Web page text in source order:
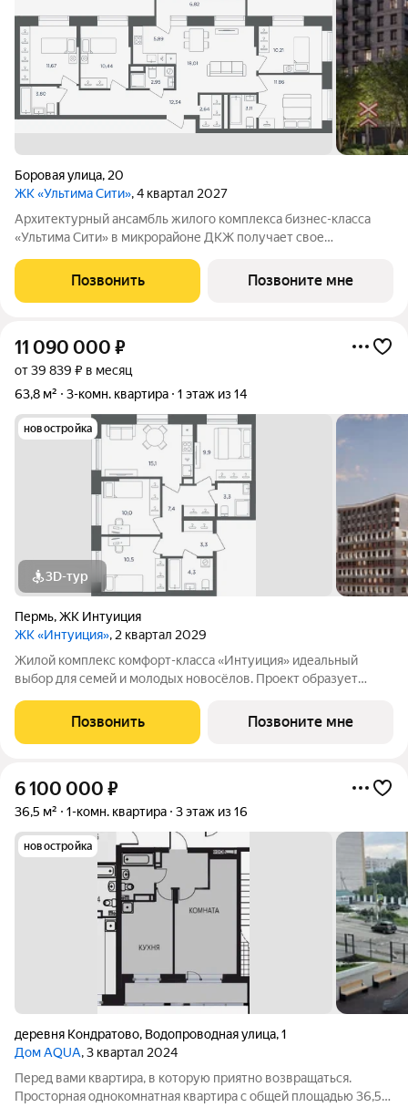
Боровая улица, 20
ЖК «Ультима Сити», 4 квартал 2027
Архитектурный ансамбль жилого комплекса бизнес-класса
«Ультима Сити» в микрорайоне ДКЖ получает свое
воплощает в себе современные стандарты городского жилья,
сочетая технологичность, эстетику и
Позвонить Позвоните мне
11 090 000 ₽
от 39 839 ₽ в месяц
63,8 м²
3-комн. квартира 1 этаж из 14
новостройка
3D-тур
Пермь,ЖК Интуиция
ЖК «Интуиция», 2 квартал 2029
Жилой комплекс комфорт-класса «Интуиция» идеальный
выбор для семей и молодых новосёлов. Проект образует
-Космонавта Беляева - Одоевского. Новый жилой комплекс
гармонично вписан в сложившуюся
Позвонить Позвоните мне
6 100 000 ₽
36,5 м² 1-комн. квартира 3 этаж из 16
новостройка
деревня Кондратово, Водопроводная улица,1
Дом AQUA, 3 квартал 2024
Перед вами квартира, в которую приятно возвращаться.
Просторная однокомнатная квартира с общей площадью 36,5